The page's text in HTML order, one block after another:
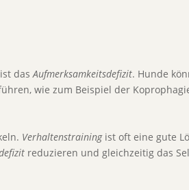
das Aufmerksamkeitsdefizit. Hunde
wie zum Beispiel der
Verhaltenstrainingist oft eine gute
reduzieren und gleichzeitig das